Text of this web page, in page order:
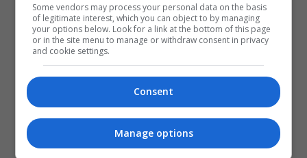
«Κλεμμένος Πειρατής» – «Beauty and
Blue»: Το διπλό εκθεσιακό ταξίδι του
Απόστολου Χαντζαρά στην Πάτμο
Artist Unknown – Η Ήβη ήταν εδώ:
ζωγράφου Ήβης Στάγκαλη στο
Δημοτικό Θέατρο Πειραιά
Conduit Ensemble: Ανοιχτό κάλεσμα
σε μουσικούς για τη δημιουργία
ορχήστρας δωματίου
Some vendors may process your personal data on the basis
of legitimate interest, which you can object to by managing
your options below. Look for a link at the bottom of this page
or in the site menu to manage or withdraw consent in privacy
and cookie settings.
Consent
Manage options